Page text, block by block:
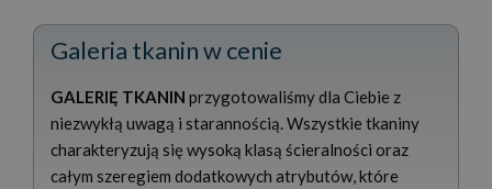
Galeria tkanin w cenie
GALERIĘ TKANIN przygotowaliśmy dla Ciebie z
niezwykłą uwagą i starannością. Wszystkie tkaniny
charakteryzują się wysoką klasą ścieralności oraz
całym szeregiem dodatkowych atrybutów, które